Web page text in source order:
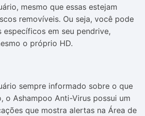
mesmo que essas estejam
removíveis. Ou seja, você pode
específicos em seu pendrive,
o próprio HD.
sempre informado sobre o que
o Ashampoo Anti-Virus possui um
que mostra alertas na Área de